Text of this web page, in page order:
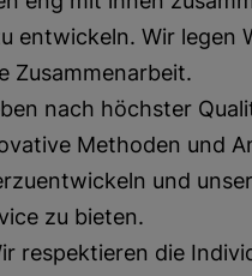
entwickeln. Wir legen
Zusammenarbeit.
nach höchster
Methoden und
und
zu bieten.
respektieren die